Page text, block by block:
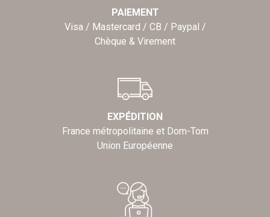
PAIEMENT
Visa / Mastercard / CB / Paypal /
Chèque & Virement
EXPÉDITION
France métropolitaine et Dom-Tom
Union Européenne